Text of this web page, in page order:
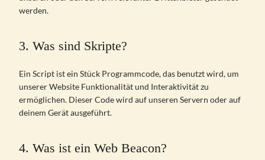
werden.
3. Was sind Skripte?
Ein Script ist ein Stück Programmcode, das benutzt wird, um
unserer Website Funktionalität und Interaktivität zu
ermöglichen. Dieser Code wird auf unseren Servern oder auf
deinem Gerät ausgeführt.
4. Was ist ein Web Beacon?